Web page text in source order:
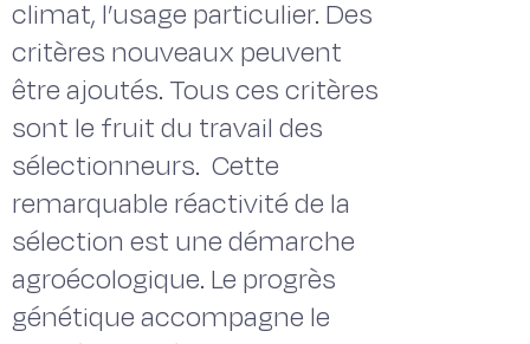
climat, l’usage particulier. Des
critères nouveaux peuvent
être ajoutés. Tous ces critères
sont le fruit du travail des
sélectionneurs. Cette
remarquable réactivité de la
sélection est une démarche
agroécologique. Le progrès
génétique accompagne le